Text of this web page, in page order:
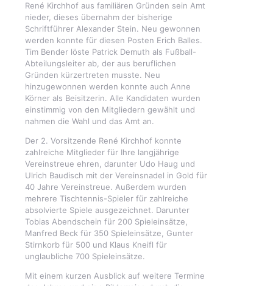
René Kirchhof aus familiären Gründen sein Amt
nieder, dieses übernahm der bisherige
Schriftführer Alexander Stein. Neu gewonnen
werden konnte für diesen Posten Erich Balles.
Tim Bender löste Patrick Demuth als Fußball-
Abteilungsleiter ab, der aus beruflichen
Gründen kürzertreten musste. Neu
hinzugewonnen werden konnte auch Anne
Körner als Beisitzerin. Alle Kandidaten wurden
einstimmig von den Mitgliedern gewählt und
nahmen die Wahl und das Amt an.
Der 2. Vorsitzende René Kirchhof konnte
zahlreiche Mitglieder für Ihre langjährige
Vereinstreue ehren, darunter Udo Haug und
Ulrich Baudisch mit der Vereinsnadel in Gold für
40 Jahre Vereinstreue. Außerdem wurden
mehrere Tischtennis-Spieler für zahlreiche
absolvierte Spiele ausgezeichnet. Darunter
Tobias Abendschein für 200 Spieleinsätze,
Manfred Beck für 350 Spieleinsätze, Gunter
Stirnkorb für 500 und Klaus Kneifl für
unglaubliche 700 Spieleinsätze.
Mit einem kurzen Ausblick auf weitere Termine